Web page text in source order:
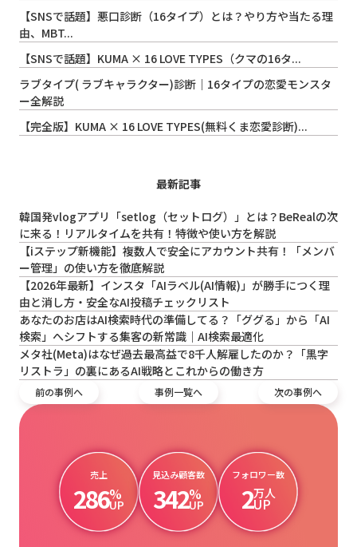
【SNSで話題】悪口診断（16タイプ）とは？やり方や当たる理
由、MBT...
【SNSで話題】KUMA × 16 LOVE TYPES（クマの16タ...
ラブタイプ( ラブキャラクター)診断｜16タイプの恋愛モンスタ
ー全解説
【完全版】KUMA × 16 LOVE TYPES(無料くま恋愛診断)...
最新記事
韓国発vlogアプリ「setlog（セットログ）」とは？BeRealの次
に来る！リアルタイムを共有！特徴や使い方を解説
【iステップ新機能】複数人で安全にアカウント共有！「メンバ
ー管理」の使い方を徹底解説
【2026年最新】インスタ「AIラベル(AI情報)」が勝手につく理
由と消し方・安全なAI投稿チェックリスト
あなたのお店はAI検索時代の準備してる？「ググる」から「AI
検索」へシフトする集客の新常識｜AI検索最適化
メタ社(Meta)はなぜ過去最高益で8千人解雇したのか？「黒字
リストラ」の裏にあるAI戦略とこれからの働き方
前の事例へ 事例一覧へ 次の事例へ
売上
286%
UP
見込み顧客数
342%
UP
フォロワー数
2万人
UP